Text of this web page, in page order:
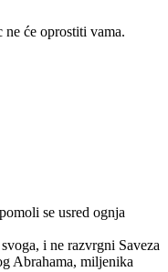
će oprostiti vama.
se usred ognja
i ne razvrgni Saveza
Abrahama, miljenika